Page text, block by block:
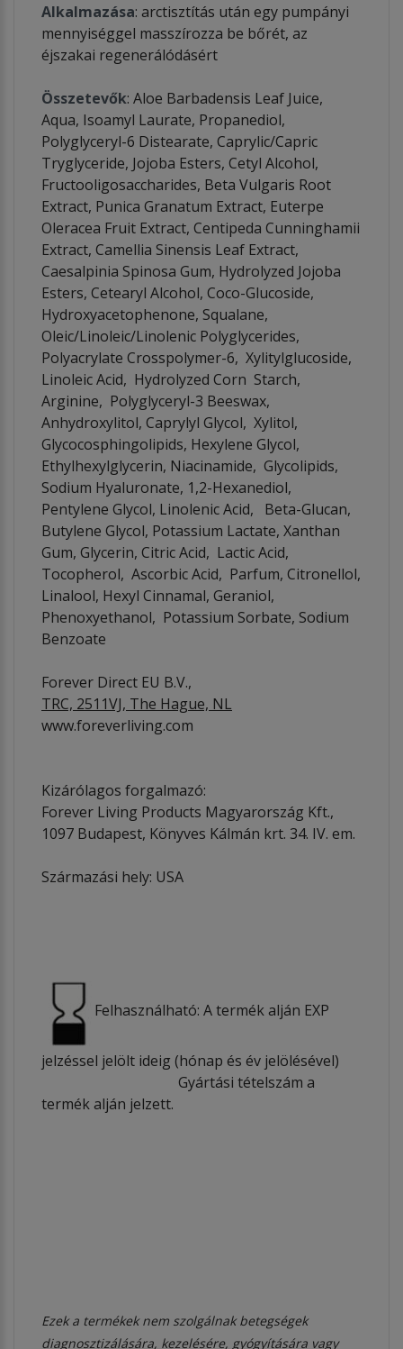
Alkalmazása: arctisztítás után egy pumpányi
mennyiséggel masszírozza be bőrét, az
éjszakai regenerálódásért
Összetevők: Aloe Barbadensis Leaf Juice,
Aqua, Isoamyl Laurate, Propanediol,
Polyglyceryl-6 Distearate, Caprylic/Capric
Tryglyceride, Jojoba Esters, Cetyl Alcohol,
Fructooligosaccharides, Beta Vulgaris Root
Extract, Punica Granatum Extract, Euterpe
Oleracea Fruit Extract, Centipeda Cunninghamii
Extract, Camellia Sinensis Leaf Extract,
Caesalpinia Spinosa Gum, Hydrolyzed Jojoba
Esters, Cetearyl Alcohol, Coco-Glucoside,
Hydroxyacetophenone, Squalane,
Oleic/Linoleic/Linolenic Polyglycerides,
Polyacrylate Crosspolymer-6, Xylitylglucoside,
Linoleic Acid, Hydrolyzed Corn Starch,
Arginine, Polyglyceryl-3 Beeswax,
Anhydroxylitol, Caprylyl Glycol, Xylitol,
Glycocosphingolipids, Hexylene Glycol,
Ethylhexylglycerin, Niacinamide, Glycolipids,
Sodium Hyaluronate, 1,2-Hexanediol,
Pentylene Glycol, Linolenic Acid, Beta-Glucan,
Butylene Glycol, Potassium Lactate, Xanthan
Gum, Glycerin, Citric Acid, Lactic Acid,
Tocopherol, Ascorbic Acid, Parfum, Citronellol,
Linalool, Hexyl Cinnamal, Geraniol,
Phenoxyethanol, Potassium Sorbate, Sodium
Benzoate
Forever Direct EU B.V.,
TRC, 2511VJ, The Hague, NL
www.foreverliving.com
Kizárólagos forgalmazó:
Forever Living Products Magyarország Kft.,
1097 Budapest, Könyves Kálmán krt. 34. IV. em.
Származási hely: USA
Felhasználható: A termék alján EXP
jelzéssel jelölt ideig (hónap és év jelölésével)
Gyártási tételszám a
termék alján jelzett.
Ezek a termékek nem szolgálnak betegségek
diagnosztizálására, kezelésére, gyógyítására vagy